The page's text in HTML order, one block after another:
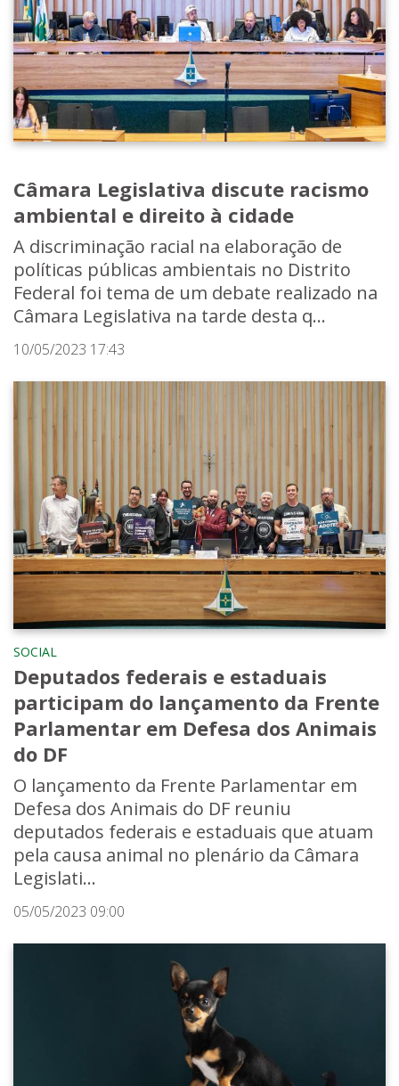
Câmara Legislativa discute racismo
ambiental e direito à cidade
A discriminação racial na elaboração de
políticas públicas ambientais no Distrito
Federal foi tema de um debate realizado na
Câmara Legislativa na tarde desta q...
10/05/2023 17:43
SOCIAL
Deputados federais e estaduais
participam do lançamento da Frente
Parlamentar em Defesa dos Animais
do DF
O lançamento da Frente Parlamentar em
Defesa dos Animais do DF reuniu
deputados federais e estaduais que atuam
pela causa animal no plenário da Câmara
Legislati...
05/05/2023 09:00